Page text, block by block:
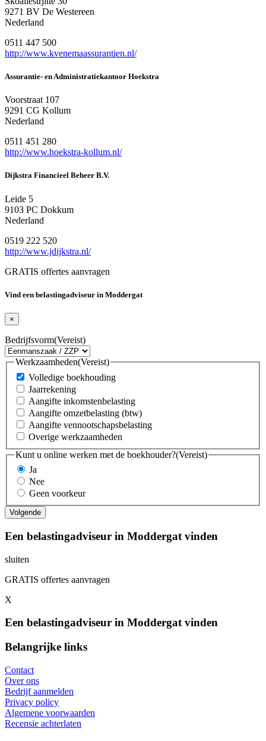
9271 BV De Westereen
Nederland
0511 447 500
http://www.kvenemaassurantien.nl/
Assurantie- en Administratiekantoor Hoekstra
Voorstraat 107
9291 CG Kollum
Nederland
0511 451 280
http://www.hoekstra-kollum.nl/
Dijkstra Financieel Beheer B.V.
Leide 5
9103 PC Dokkum
Nederland
0519 222 520
http://www.jdijkstra.nl/
GRATIS offertes aanvragen
Vind een belastingadviseur in Moddergat
×
Bedrijfsvorm(Vereist)
Werkzaamheden(Vereist)
Volledige boekhouding
Jaarrekening
Aangifte inkomstenbelasting
Aangifte omzetbelasting (btw)
Aangifte vennootschapsbelasting
Overige werkzaamheden
Kunt u online werken met de boekhouder?(Vereist)
Ja
Nee
Geen voorkeur
Een belastingadviseur in Moddergat vinden
sluiten
GRATIS offertes aanvragen
X
Een belastingadviseur in Moddergat vinden
Belangrijke links
Contact
Over ons
Bedrijf aanmelden
Privacy policy
Algemene voorwaarden
Recensie achterlaten